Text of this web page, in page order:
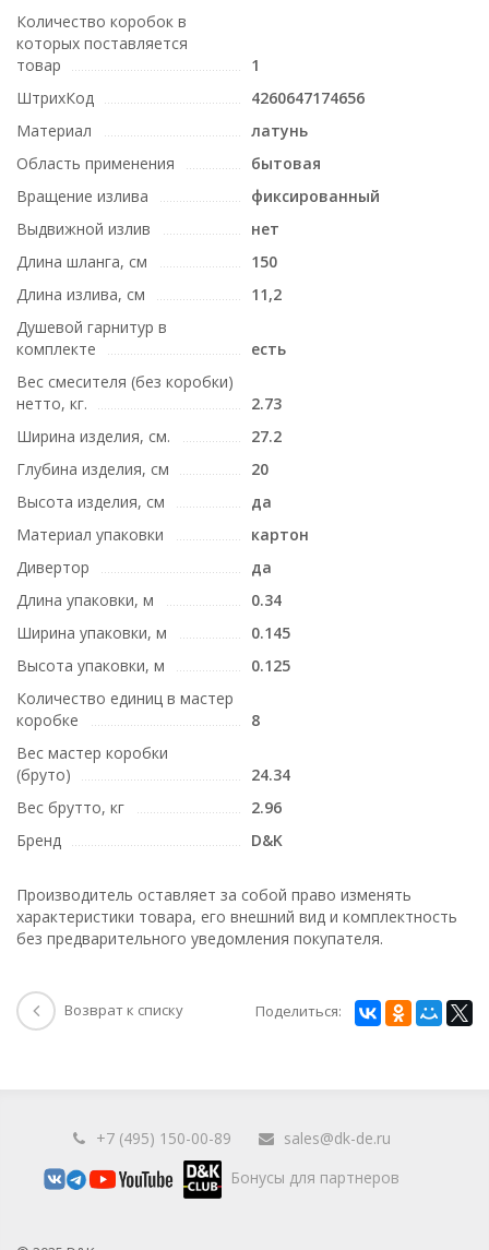
Количество коробок в
которых поставляется
товар
1
ШтрихКод
4260647174656
Материал
латунь
Область применения
бытовая
Вращение излива
фиксированный
Выдвижной излив
нет
Длина шланга, см
150
Длина излива, см
11,2
Душевой гарнитур в
комплекте
есть
Вес смесителя (без коробки)
нетто, кг.
2.73
Ширина изделия, см.
27.2
Глубина изделия, см
20
Высота изделия, см
да
Материал упаковки
картон
Дивертор
да
Длина упаковки, м
0.34
Ширина упаковки, м
0.145
Высота упаковки, м
0.125
Количество единиц в мастер
коробке
8
Вес мастер коробки
(бруто)
24.34
Вес брутто, кг
2.96
Бренд
D&K
Производитель оставляет за собой право изменять
характеристики товара, его внешний вид и комплектность
без предварительного уведомления покупателя.
Возврат к списку Поделиться:
+7 (495) 150-00-89
sales@dk-de.ru
Бонусы для партнеров